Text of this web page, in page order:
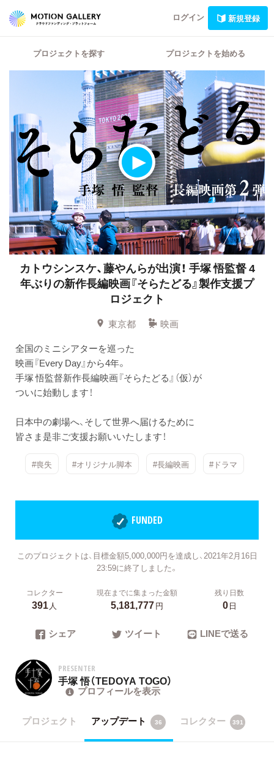
ログイン 新規登録
プロジェクトを探す プロジェクトを始める
カトウシンスケ、藤やんらが出演！ 手塚 悟監督 4
年ぶりの新作長編映画『そらたどる』製作支援プ
ロジェクト
東京都
映画
全国のミニシアターを巡った
映画『Every Day』から4年。
手塚 悟監督新作長編映画『そらたどる』（仮）が
ついに始動します！
日本中の劇場へ、そして世界へ届けるために
皆さま是非ご支援お願いいたします！
#喪失 #オリジナル脚本 #長編映画 #ドラマ
FUNDED
このプロジェクトは、目標金額5,000,000円を達成し、2021年2月16日
23:59に終了しました。
コレクター
391人
現在までに集まった金額
5,181,777円
残り日数
0日
シェア ツイート LINEで送る
PRESENTER
手塚 悟（TEDOYA TOGO）
プロフィールを表示
プロジェクト アップデート 36 コレクター 391